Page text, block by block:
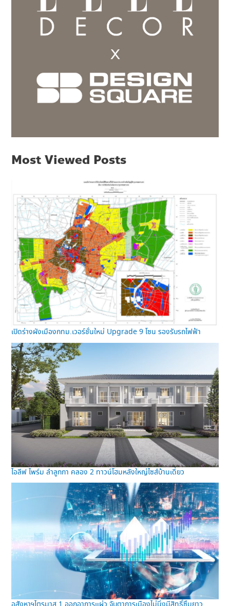
Most Viewed Posts
เปิดร่างผังเมืองกทม.เวอร์ชั่นใหม่ Upgrade 9 โซน รองรับรถไฟฟ้า
ไอลีฟ ไพร์ม ลำลูกกา คลอง 2 ทาวน์โฮมหลังใหญ่ไซส์บ้านเดี่ยว